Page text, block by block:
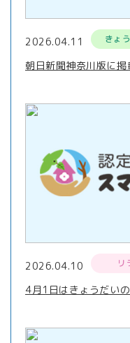
2026.04.11 きょ
朝日新聞神奈川版に
2026.04.10 リ
4月1日はきょうだい